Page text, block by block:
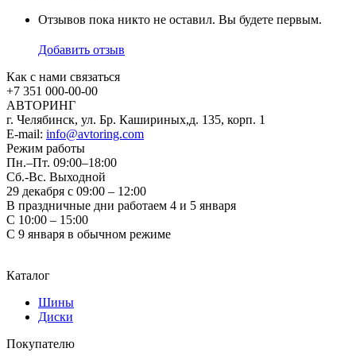
Отзывов пока никто не оставил. Вы будете первым.
Добавить отзыв
Как с нами связаться
+7 351 000-00-00
АВТОРИНГ
г. Челябинск, ул. Бр. Кашириных,д. 135, корп. 1
E-mail: info@avtoring.com
Режим работы
Пн.–Пт. 09:00–18:00
Сб.-Вс. Выходной
29 декабря с 09:00 – 12:00
В праздничные дни работаем 4 и 5 января
С 10:00 – 15:00
С 9 января в обычном режиме
Каталог
Шины
Диски
Покупателю